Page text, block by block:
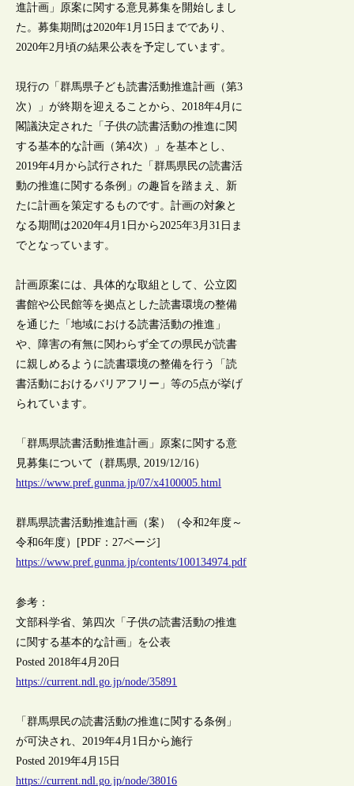
進計画」原案に関する意見募集を開始しまし
た。募集期間は2020年1月15日までであり、
2020年2月頃の結果公表を予定しています。
現行の「群馬県子ども読書活動推進計画（第3
次）」が終期を迎えることから、2018年4月に
閣議決定された「子供の読書活動の推進に関
する基本的な計画（第4次）」を基本とし、
2019年4月から試行された「群馬県民の読書活
動の推進に関する条例」の趣旨を踏まえ、新
たに計画を策定するものです。計画の対象と
なる期間は2020年4月1日から2025年3月31日ま
でとなっています。
計画原案には、具体的な取組として、公立図
書館や公民館等を拠点とした読書環境の整備
を通じた「地域における読書活動の推進」
や、障害の有無に関わらず全ての県民が読書
に親しめるように読書環境の整備を行う「読
書活動におけるバリアフリー」等の5点が挙げ
られています。
「群馬県読書活動推進計画」原案に関する意
見募集について（群馬県, 2019/12/16）
https://www.pref.gunma.jp/07/x4100005.html
群馬県読書活動推進計画（案）（令和2年度～
令和6年度）[PDF：27ページ]
https://www.pref.gunma.jp/contents/100134974.pdf
参考：
文部科学省、第四次「子供の読書活動の推進
に関する基本的な計画」を公表
Posted 2018年4月20日
https://current.ndl.go.jp/node/35891
「群馬県民の読書活動の推進に関する条例」
が可決され、2019年4月1日から施行
Posted 2019年4月15日
https://current.ndl.go.jp/node/38016